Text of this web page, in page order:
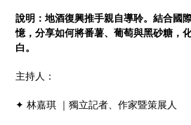
說明：地酒復興推手親自導聆。結合國
憶，分享如何將番薯、葡萄與黑砂糖，
白。
主持人：
✦ 林嘉琪 ｜獨立記者、作家暨策展人